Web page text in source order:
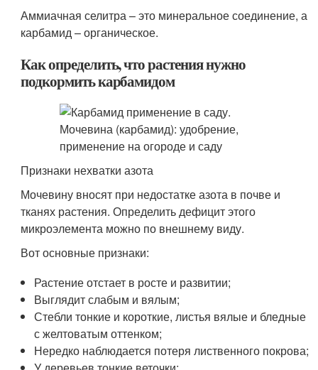
Аммиачная селитра – это минеральное соединение, а
карбамид – органическое.
Как определить, что растения нужно
подкормить карбамидом
Признаки нехватки азота
Мочевину вносят при недостатке азота в почве и
тканях растения. Определить дефицит этого
микроэлемента можно по внешнему виду.
Вот основные признаки:
Растение отстает в росте и развитии;
Выглядит слабым и вялым;
Стебли тонкие и короткие, листья вялые и бледные
с желтоватым оттенком;
Нередко наблюдается потеря лиственного покрова;